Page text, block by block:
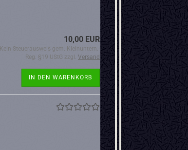
10,00 EUR
Kein Steuerausweis gem. Kleinuntern.-
Reg. §19 UStG zzgl. Versand
IN DEN WARENKORB